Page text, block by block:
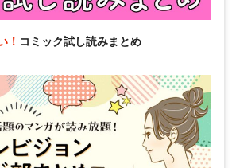
！ コミック試し読みまとめ